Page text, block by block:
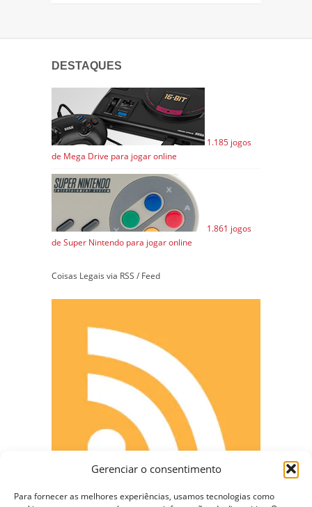
Gerenciar o consentimento
Para fornecer as melhores experiências, usamos tecnologias como
DESTAQUES
1.185 jogos
de Mega Drive para jogar online
1.861 jogos
de Super Nintendo para jogar online
Coisas Legais via RSS / Feed